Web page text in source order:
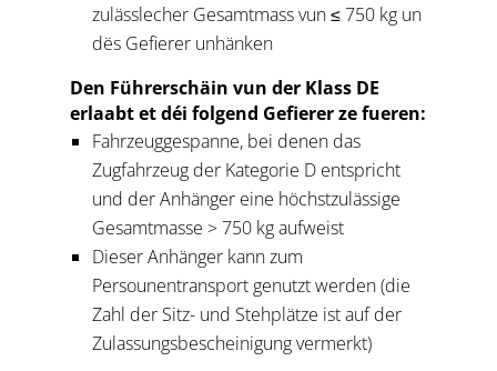
zulässlecher Gesamtmass vun ≤ 750 kg un
dës Gefierer unhänken
Den Führerschäin vun der Klass DE
erlaabt et déi folgend Gefierer ze fueren:
Fahrzeuggespanne, bei denen das
Zugfahrzeug der Kategorie D entspricht
und der Anhänger eine höchstzulässige
Gesamtmasse > 750 kg aufweist
Dieser Anhänger kann zum
Persounentransport genutzt werden (die
Zahl der Sitz- und Stehplätze ist auf der
Zulassungsbescheinigung vermerkt)